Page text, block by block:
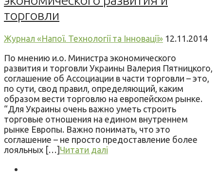
торговли
Журнал «Напої. Технології та Інновації» 12.11.2014
По мнению и.о. Министра экономического
развития и торговли Украины Валерия Пятницкого,
соглашение об Ассоциации в части торговли – это,
по сути, свод правил, определяющий, каким
образом вести торговлю на европейском рынке.
“Для Украины очень важно уметь строить
торговые отношения на едином внутреннем
рынке Европы. Важно понимать, что это
соглашение – не просто предоставление более
лояльных […] Читати далі